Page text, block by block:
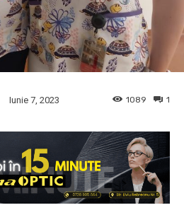
Iunie 7, 2023 1
1089